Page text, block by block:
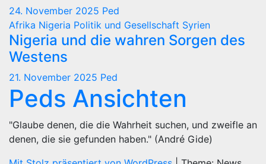
24. November 2025 Ped
Afrika Nigeria Politik und Gesellschaft Syrien
Nigeria und die wahren Sorgen des
Westens
21. November 2025 Ped
Peds Ansichten
"Glaube denen, die die Wahrheit suchen, und zweifle an
denen, die sie gefunden haben." (André Gide)